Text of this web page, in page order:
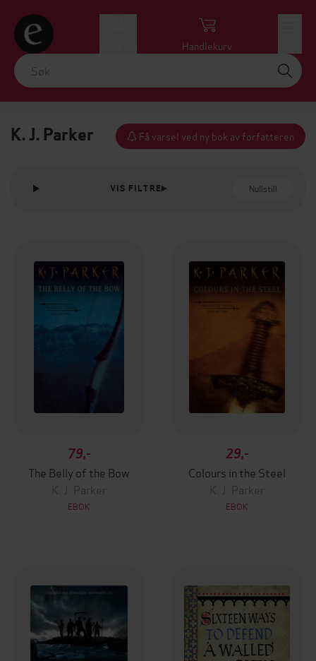
Handlekurv
K. J. Parker Få varsel ved ny bok av forfatteren
VIS FILTRE Nullstill
79,-
The Belly of the Bow
K. J. Parker
EBOK
29,-
Colours in the Steel
K. J. Parker
EBOK